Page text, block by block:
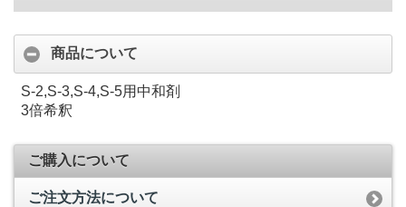
商品について
S-2,S-3,S-4,S-5用中和剤
3倍希釈
ご購入について
ご注文方法について